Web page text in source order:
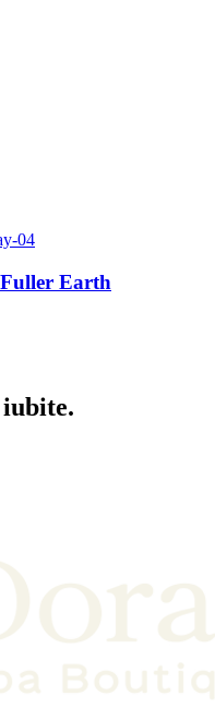
04
Earth